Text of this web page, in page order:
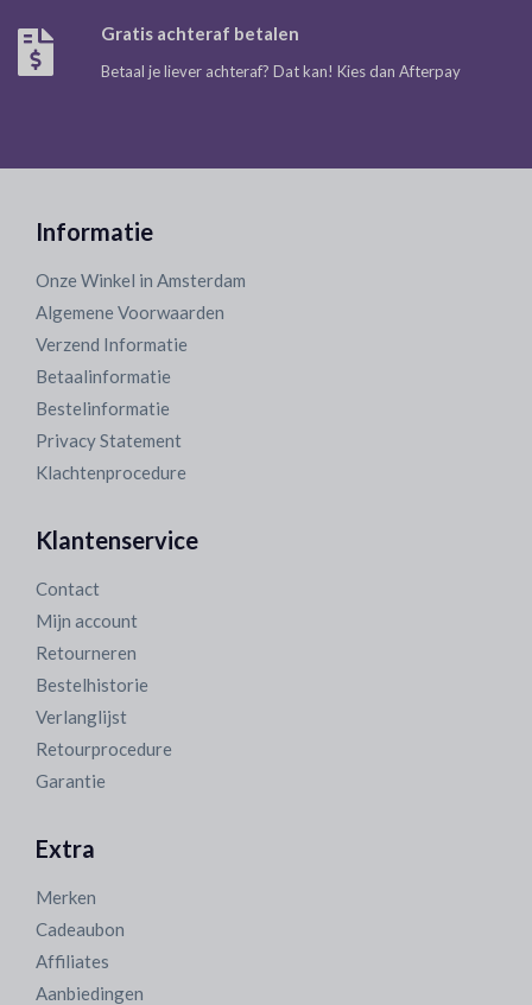
Gratis achteraf betalen
Betaal je liever achteraf? Dat kan! Kies dan Afterpay
Informatie
Onze Winkel in Amsterdam
Algemene Voorwaarden
Verzend Informatie
Betaalinformatie
Bestelinformatie
Privacy Statement
Klachtenprocedure
Klantenservice
Contact
Mijn account
Retourneren
Bestelhistorie
Verlanglijst
Retourprocedure
Garantie
Extra
Merken
Cadeaubon
Affiliates
Aanbiedingen